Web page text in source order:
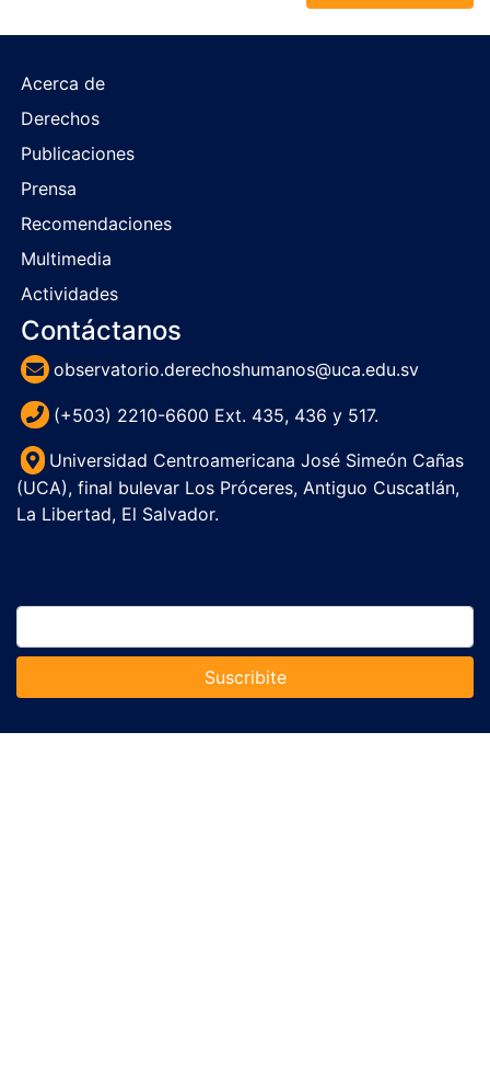
Acerca de
Derechos
Publicaciones
Prensa
Recomendaciones
Multimedia
Actividades
Contáctanos
observatorio.derechoshumanos@uca.edu.sv
(+503) 2210-6600 Ext. 435, 436 y 517.
Universidad Centroamericana José Simeón Cañas
(UCA), final bulevar Los Próceres, Antiguo Cuscatlán,
La Libertad, El Salvador.
Suscribite